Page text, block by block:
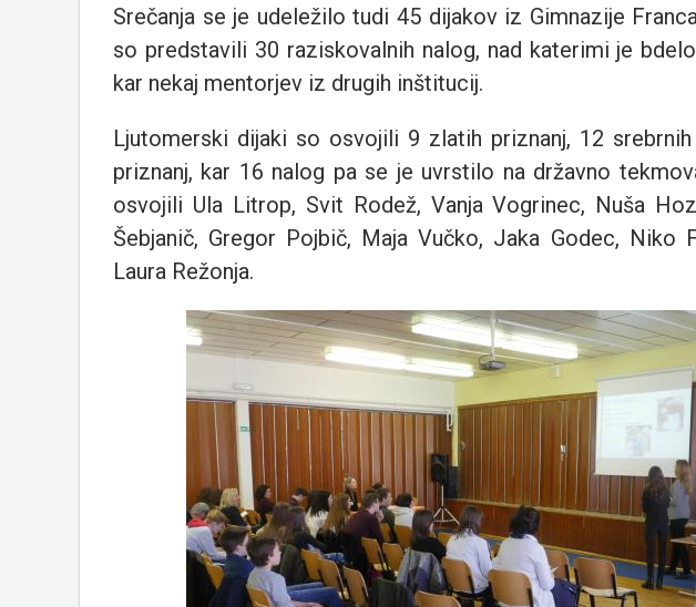
Srečanja se je udeležilo tudi 45 dijakov iz Gimnazije
so predstavili 30 raziskovalnih nalog, nad katerimi je
kar nekaj mentorjev iz drugih inštitucij.
Ljutomerski dijaki so osvojili 9 zlatih priznanj, 12
priznanj, kar 16 nalog pa se je uvrstilo na državno
osvojili Ula Litrop, Svit Rodež, Vanja Vogrinec, Nuša
Šebjanič, Gregor Pojbič, Maja Vučko, Jaka Godec, Niko
Laura Režonja.